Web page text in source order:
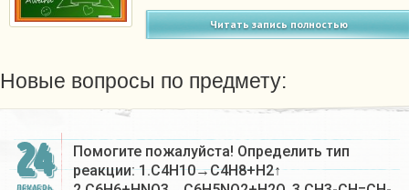
Читать запись полностью
Новые вопросы по предмету:
24
Помогите пожалуйста! Определить тип
реакции: 1.C4H10→C4H8+H2↑